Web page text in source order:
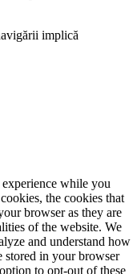
implică
while you
the cookies that
browser as they are
of the website. We
and understand how
stored in your browser
to opt-out of these